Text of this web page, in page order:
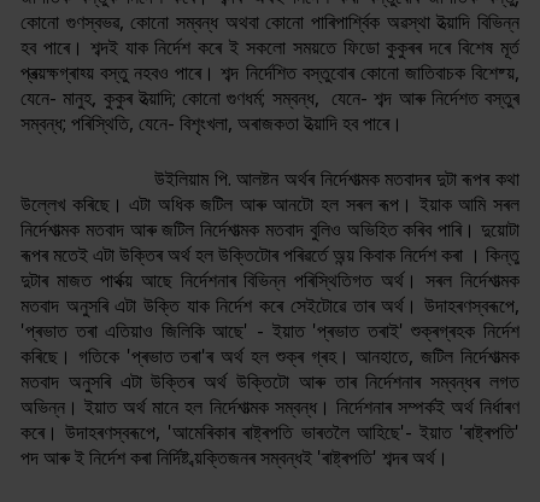
কোনো গুণস্বভৱ, কোনো সম্বন্ধ অথবা কোনো পাৰিপাৰ্শ্বিক অৱস্থা ইত্য়াদি বিভিন্ন
হব পাৰে। শব্দই যাক নিৰ্দেশ কৰে ই সকলো সময়তে ফিডো কুকুৰৰ দৰে বিশেষ মূৰ্ত
প্ৰত্য়ক্ষগ্ৰাহ্য় বস্তু নহবও পাৰে। শব্দ নিৰ্দেশিত বস্তুবোৰ কোনো জাতিবাচক বিশেষ্য়,
যেনে- মানুহ, কুকুৰ ইত্য়াদি; কোনো গুণধৰ্ম; সম্বন্ধ, যেনে- শব্দ আৰু নিৰ্দেশত বস্তুৰ
সম্বন্ধ; পৰিস্থিতি, যেনে- বিশৃংখলা, অৰাজকতা ইত্য়াদি হব পাৰে।
উইলিয়াম পি. আলষ্টন অৰ্থৰ নিৰ্দেশাত্মক মতবাদৰ দুটা ৰূপৰ কথা
উল্লেখ কৰিছে। এটা অধিক জটিল আৰু আনটো হল সৰল ৰূপ। ইয়াক আমি সৰল
নিৰ্দেশাত্মক মতবাদ আৰু জটিল নিৰ্দেশাত্মক মতবাদ বুলিও অভিহিত কৰিব পাৰি। দুয়োটা
ৰূপৰ মতেই এটা উক্তিৰ অৰ্থ হল উক্তিটোৰ পৰিৱৰ্তে অন্য় কিবাক নিৰ্দেশ কৰা । কিন্তু
দুটাৰ মাজত পাৰ্থক্য় আছে নিৰ্দেশনাৰ বিভিন্ন পৰিস্থিতিগত অৰ্থ। সৰল নিৰ্দেশাত্মক
মতবাদ অনুসৰি এটা উক্তি যাক নিৰ্দেশ কৰে সেইটোৱে তাৰ অৰ্থ। উদাহৰণস্বৰূপে,
'প্ৰভাত তৰা এতিয়াও জিলিকি আছে' - ইয়াত 'প্ৰভাত তৰাই' শুক্ৰগ্ৰহক নিৰ্দেশ
কৰিছে। গতিকে 'প্ৰভাত তৰা'ৰ অৰ্থ হল শুক্ৰ গ্ৰহ। আনহাতে, জটিল নিৰ্দেশাত্মক
মতবাদ অনুসৰি এটা উক্তিৰ অৰ্থ উক্তিটো আৰু তাৰ নিৰ্দেশনাৰ সম্বন্ধৰ লগত
অভিন্ন। ইয়াত অৰ্থ মানে হল নিৰ্দেশাত্মক সম্বন্ধ। নিৰ্দেশনাৰ সম্পৰ্কই অৰ্থ নিৰ্ধাৰণ
কৰে। উদাহৰণস্বৰূপে, 'আমেৰিকাৰ ৰাষ্ট্ৰপতি ভাৰতলৈ আহিছে'- ইয়াত 'ৰাষ্ট্ৰপতি'
পদ আৰু ই নিৰ্দেশ কৰা নিৰ্দিষ্ট ব্য়ক্তিজনৰ সম্বন্ধই 'ৰাষ্ট্ৰপতি' শব্দৰ অৰ্থ।